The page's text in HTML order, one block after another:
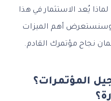
يُعد الاستثمار في هذا
وسنستعرض أهم الميزات
نجاح مؤتمرك القادم.
المؤتمرات؟